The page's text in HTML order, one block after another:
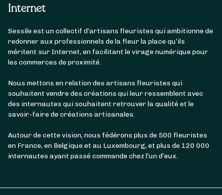
Internet
Sessile est un collectif d’artisans fleuristes qui ambitionne de
redonner aux professionnels de la fleur la place qu’ils
méritent sur Internet, en facilitant le virage numérique pour
les commerces de proximité.
Nous mettons en relation des artisans fleuristes qui
souhaitent vendre des créations qui leur ressemblent avec
des internautes qui souhaitent retrouver la qualité et le
savoir-faire de créations artisanales.
Autour de cette vision, nous fédérons plus de 500 fleuristes
en France, en Belgique et au Luxembourg, et plus de 120 000
internautes ayant passé commande chez l’un d’eux.